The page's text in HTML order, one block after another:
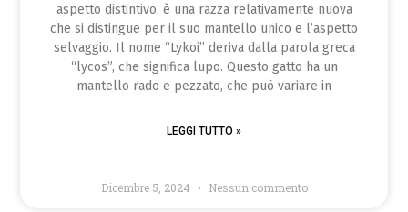
aspetto distintivo, è una razza relativamente nuova
che si distingue per il suo mantello unico e l’aspetto
selvaggio. Il nome “Lykoi” deriva dalla parola greca
“lycos”, che significa lupo. Questo gatto ha un
mantello rado e pezzato, che può variare in
LEGGI TUTTO »
Dicembre 5, 2024 Nessun commento